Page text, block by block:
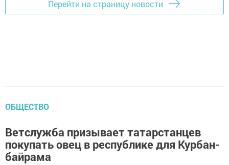
Перейти на страницу новости
ОБЩЕСТВО
Ветслужба призывает татарстанцев
покупать овец в республике для Курбан-
байрама